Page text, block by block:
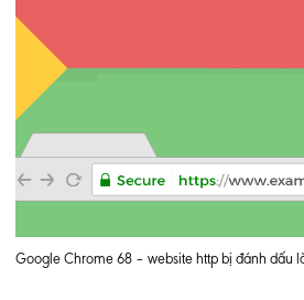
Google Chrome 68 – website http bị đánh dấu